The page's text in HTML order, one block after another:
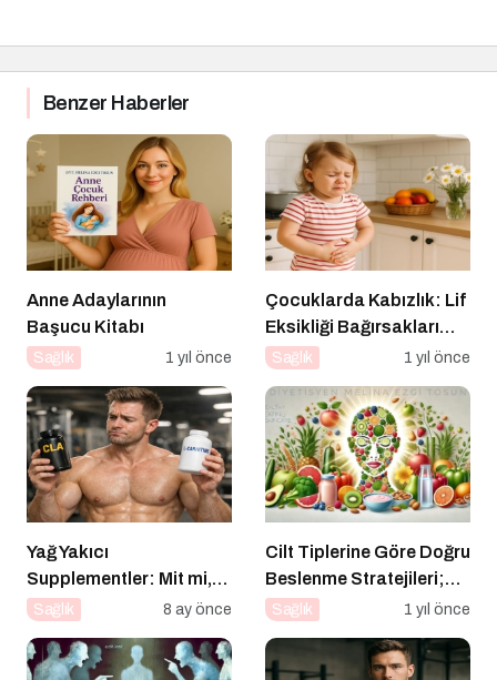
Benzer Haberler
Anne Adaylarının
Başucu Kitabı
Sağlık 1 yıl önce
Çocuklarda Kabızlık: Lif
Eksikliği Bağırsakları
Nasıl Yavaşlatır?
Sağlık 1 yıl önce
Yağ Yakıcı
Supplementler: Mit mi,
Gerçek mi?
Sağlık 8 ay önce
Cilt Tiplerine Göre Doğru
Beslenme Stratejileri;
Genç ve Parlak Cilt İçin
Sağlık 1 yıl önce